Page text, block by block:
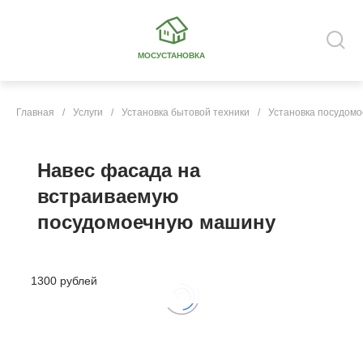
МОСУСТАНОВКА
Главная / Услуги / Установка бытовой техники / Установка
Навес фасада на
встраиваемую
посудомоечную машину
1300 рублей